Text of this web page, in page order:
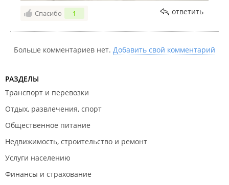
Спасибо 1 ответить
Больше комментариев нет. Добавить свой комментарий
РАЗДЕЛЫ
Транспорт и перевозки
Отдых, развлечения, спорт
Общественное питание
Недвижимость, строительство и ремонт
Услуги населению
Финансы и страхование